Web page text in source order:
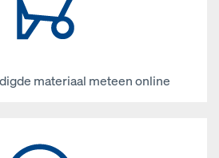
materiaal meteen online